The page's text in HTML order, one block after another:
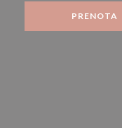
PRENOTA